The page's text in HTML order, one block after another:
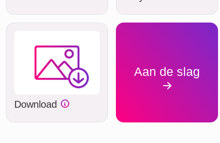
Download
Aan de slag